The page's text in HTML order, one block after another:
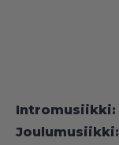
Intromusiikki:
Joulumusiikki: